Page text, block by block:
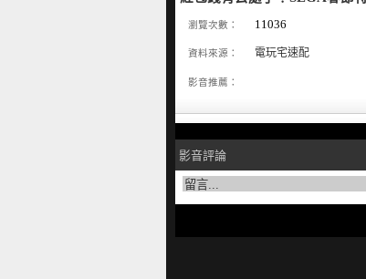
瀏覽次數： 11036
資料來源： 電玩宅速配
影音推薦：
影音評論